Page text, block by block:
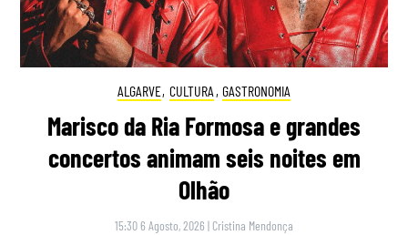
ALGARVE, CULTURA , GASTRONOMIA
Marisco da Ria Formosa e grandes
concertos animam seis noites em
Olhão
15:30 6 Agosto, 2026 | Cristina Mendonça